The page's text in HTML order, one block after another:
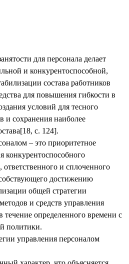
для персонала делает
и конкурентоспособной,
состава работников
для повышения гибкости в
условий для тесного
и сохранения наиболее
с. 124].
– это приоритетное
конкурентоспособного
и сплоченного
достижению
общей стратегии
и средств управления
течение определенного времени с
политики.
управления персоналом